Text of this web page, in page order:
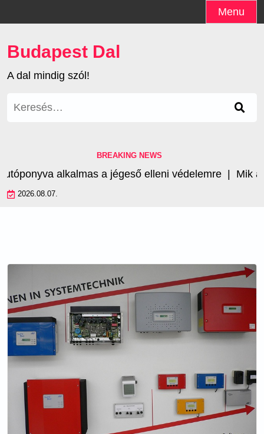
to
Menu
Budapest Dal
A dal mindig szól!
Keresés:
BREAKING NEWS
alkalmas a jégeső elleni védelemre |Mik az
2026.08.07.